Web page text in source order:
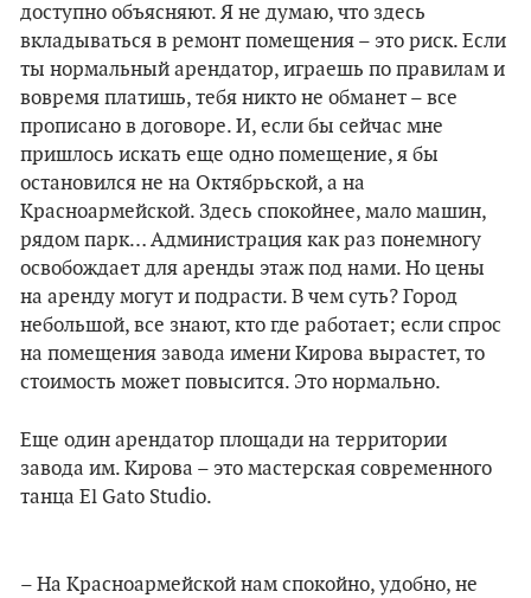
доступно объясняют. Я не думаю, что здесь
вкладываться в ремонт помещения – это риск. Если
ты нормальный арендатор, играешь по правилам и
вовремя платишь, тебя никто не обманет – все
прописано в договоре. И, если бы сейчас мне
пришлось искать еще одно помещение, я бы
остановился не на Октябрьской, а на
Красноармейской. Здесь спокойнее, мало машин,
рядом парк… Администрация как раз понемногу
освобождает для аренды этаж под нами. Но цены
на аренду могут и подрасти. В чем суть? Город
небольшой, все знают, кто где работает; если спрос
на помещения завода имени Кирова вырастет, то
стоимость может повысится. Это нормально.
Еще один арендатор площади на территории
завода им. Кирова – это мастерская современного
танца El Gato Studio.
– На Красноармейской нам спокойно, удобно, не